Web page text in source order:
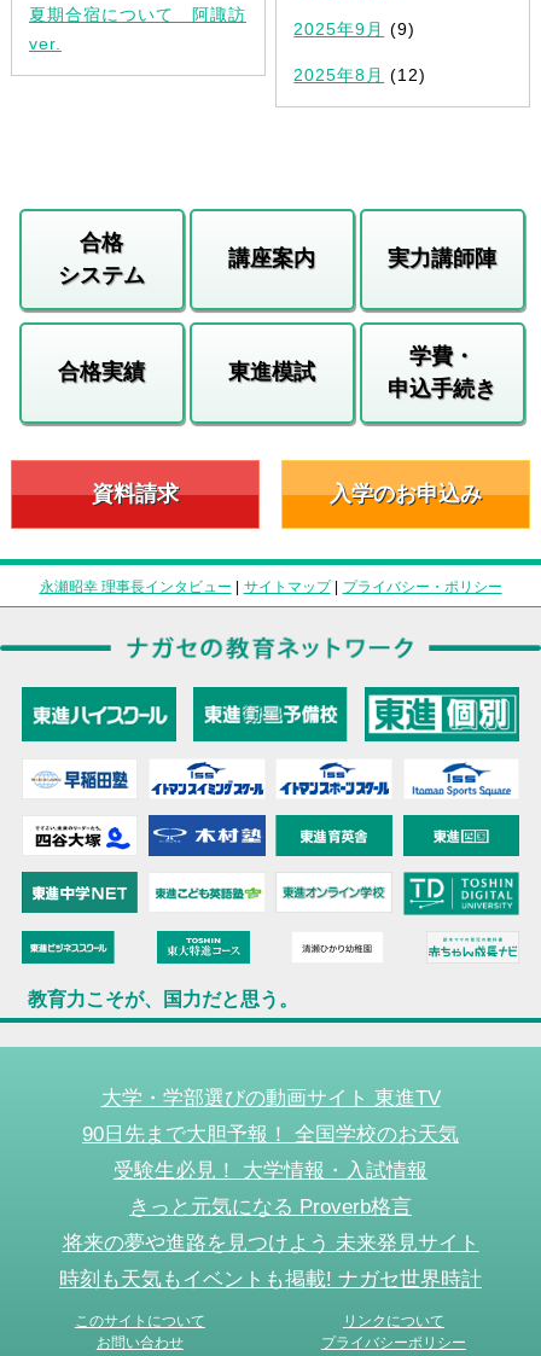
夏期合宿について 阿諏訪
ver.
2025年9月 (9)
2025年8月 (12)
合格
システム
講座案内 実力講師陣
合格実績 東進模試
学費・
申込手続き
資料請求 入学のお申込み
永瀬昭幸 理事長インタビュー | サイトマップ| プライバシー・ポリシー
教育力こそが、国力だと思う。
大学・学部選びの動画サイト 東進TV
90日先まで大胆予報！ 全国学校のお天気
受験生必見！ 大学情報・入試情報
きっと元気になる Proverb格言
将来の夢や進路を見つけよう 未来発見サイト
時刻も天気もイベントも掲載! ナガセ世界時計
このサイトについて
リンクについて
お問い合わせ
プライバシーポリシー